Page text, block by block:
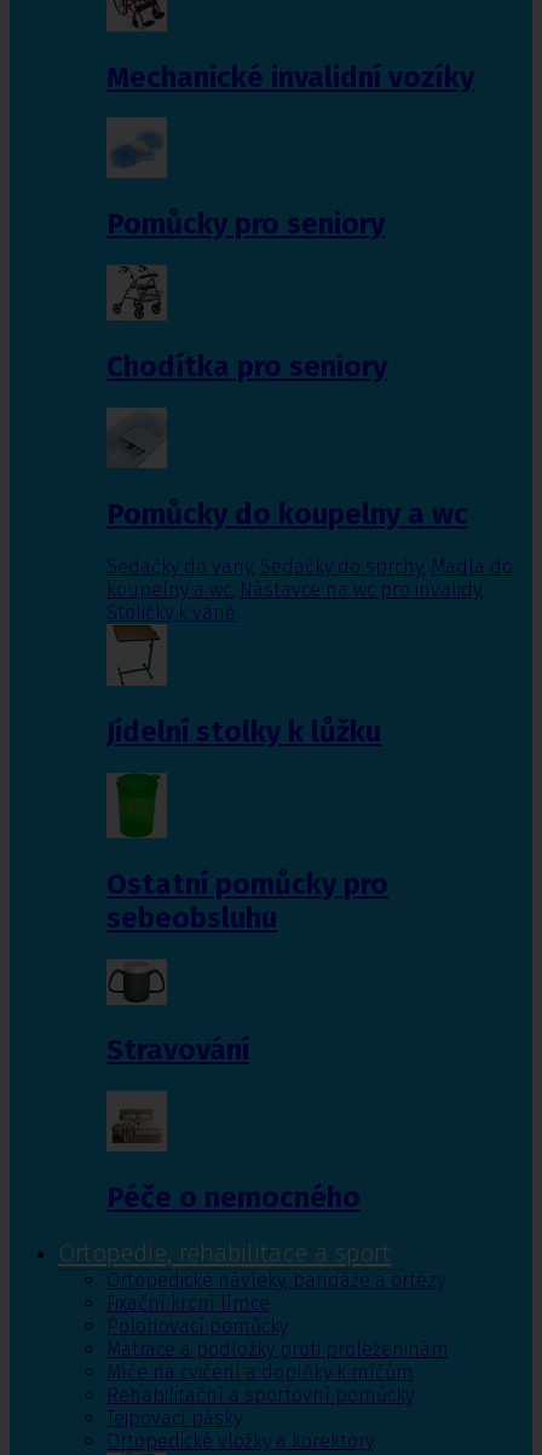
Mechanické invalidní vozíky
Pomůcky pro seniory
Chodítka pro seniory
Pomůcky do koupelny a wc
Sedačky do vany, Sedačky do sprchy, Madla do
koupelny a wc, Nástavce na wc pro invalidy,
Stoličky k vaně
Jídelní stolky k lůžku
Ostatní pomůcky pro
sebeobsluhu
Stravování
Péče o nemocného
Ortopedie, rehabilitace a sport
Ortopedické návleky, bandáže a ortézy
Fixační krční límce
Polohovací pomůcky
Matrace a podložky proti proleženinám
Míče na cvičení a doplňky k míčům
Rehabilitační a sportovní pomůcky
Tejpovací pásky
Ortopedické vložky a korektory